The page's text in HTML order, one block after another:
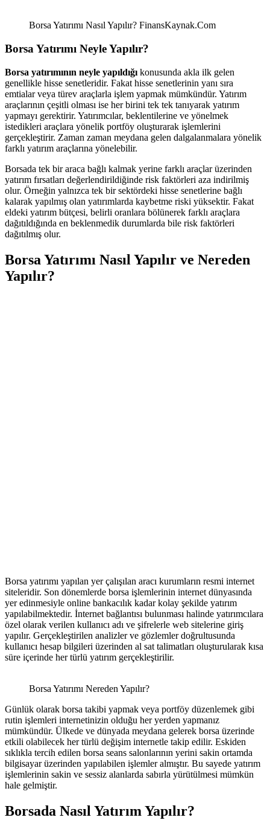
Borsa Yatırımı Nasıl Yapılır? FinansKaynak.Com
Borsa Yatırımı Neyle Yapılır?
Borsa yatırımının neyle yapıldığı konusunda akla ilk gelen
genellikle hisse senetleridir. Fakat hisse senetlerinin yanı sıra
emtialar veya türev araçlarla işlem yapmak mümkündür. Yatırım
araçlarının çeşitli olması ise her birini tek tek tanıyarak yatırım
yapmayı gerektirir. Yatırımcılar, beklentilerine ve yönelmek
istedikleri araçlara yönelik portföy oluşturarak işlemlerini
gerçekleştirir. Zaman zaman meydana gelen dalgalanmalara yönelik
farklı yatırım araçlarına yönelebilir.
Borsada tek bir araca bağlı kalmak yerine farklı araçlar üzerinden
yatırım fırsatları değerlendirildiğinde risk faktörleri aza indirilmiş
olur. Örneğin yalnızca tek bir sektördeki hisse senetlerine bağlı
kalarak yapılmış olan yatırımlarda kaybetme riski yüksektir. Fakat
eldeki yatırım bütçesi, belirli oranlara bölünerek farklı araçlara
dağıtıldığında en beklenmedik durumlarda bile risk faktörleri
dağıtılmış olur.
Borsa Yatırımı Nasıl Yapılır ve Nereden
Yapılır?
Borsa yatırımı yapılan yer çalışılan aracı kurumların resmi internet
siteleridir. Son dönemlerde borsa işlemlerinin internet dünyasında
yer edinmesiyle online bankacılık kadar kolay şekilde yatırım
yapılabilmektedir. İnternet bağlantısı bulunması halinde yatırımcılara
özel olarak verilen kullanıcı adı ve şifrelerle web sitelerine giriş
yapılır. Gerçekleştirilen analizler ve gözlemler doğrultusunda
kullanıcı hesap bilgileri üzerinden al sat talimatları oluşturularak kısa
süre içerinde her türlü yatırım gerçekleştirilir.
Borsa Yatırımı Nereden Yapılır?
Günlük olarak borsa takibi yapmak veya portföy düzenlemek gibi
rutin işlemleri internetinizin olduğu her yerden yapmanız
mümkündür. Ülkede ve dünyada meydana gelerek borsa üzerinde
etkili olabilecek her türlü değişim internetle takip edilir. Eskiden
sıklıkla tercih edilen borsa seans salonlarının yerini sakin ortamda
bilgisayar üzerinden yapılabilen işlemler almıştır. Bu sayede yatırım
işlemlerinin sakin ve sessiz alanlarda sabırla yürütülmesi mümkün
hale gelmiştir.
Borsada Nasıl Yatırım Yapılır?